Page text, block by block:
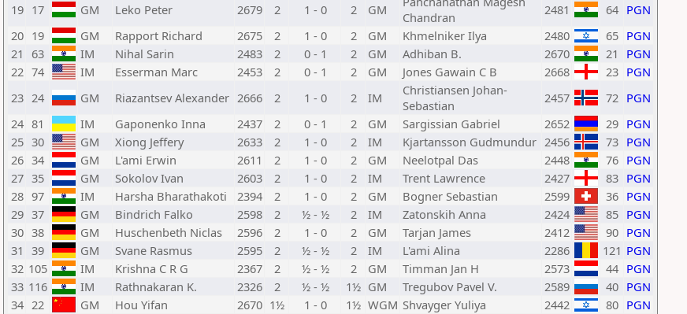
19 17 GM Leko Peter 2679 2 1 - 0 2 GM
Chandran
2481 64 PGN
20 19 GM Rapport Richard 2675 2 1 - 0 2 GM Khmelniker Ilya 2480 65 PGN
21
63 IM Nihal Sarin 2483 2 0 - 1 2 GM Adhiban B. 2670 21
PGN
22 74 IM Esserman Marc 2453 2 0 - 1 2 GM Jones Gawain C B 2668 23 PGN
23 24 GM Riazantsev Alexander 2666 2 1 - 0 2 IM
Christiansen Johan-
Sebastian
2457 72 PGN
24 81 IM Gaponenko Inna 2437 2 0 - 1 2 GM Sargissian Gabriel 2652 29 PGN
25 30 GM Xiong Jeffery 2633 2 1 - 0 2 IM Kjartansson Gudmundur 2456 73 PGN
26 34 GM L'ami Erwin 2611 2 1 - 0 2 GM Neelotpal Das 2448 76 PGN
27 35 GM Sokolov Ivan 2603 2 1 - 0 2 IM Trent Lawrence 2427 83 PGN
28 97 IM Harsha Bharathakoti 2394 2 1 - 0 2 GM Bogner Sebastian 2599 36 PGN
29 37 GM Bindrich Falko 2598 2 ½ - ½ 2 IM Zatonskih Anna 2424 85 PGN
30 38 GM Huschenbeth Niclas 2596 2 1 - 0 2 GM Tarjan James 2412 90 PGN
31 39 GM Svane Rasmus 2595 2 ½ - ½ 2 IM L'ami Alina 2286 121 PGN
32 105 IM Krishna C R G 2367 2 ½ - ½ 2 GM Timman Jan H 2573 44 PGN
33 116 IM Rathnakaran K. 2326 2 ½ - ½ 1½ GM Tregubov Pavel V. 2589 40 PGN
34 22 GM Hou Yifan 2670 1½ 1 - 0 1½ WGM Shvayger Yuliya 2442 80 PGN